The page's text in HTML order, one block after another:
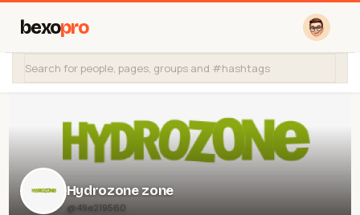
bexopro
Hydrozone zone
@49e219560